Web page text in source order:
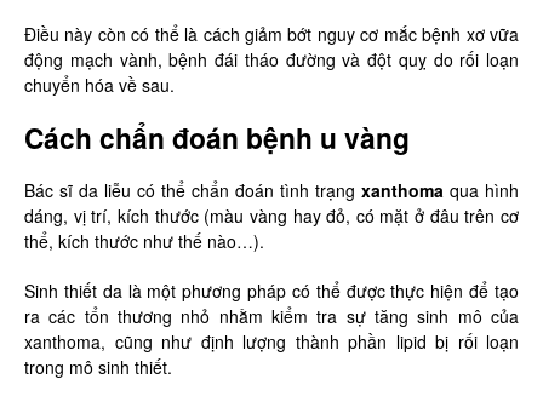
Điều này còn có thể là cách giảm bớt nguy cơ mắc bệnh xơ vữa
động mạch vành, bệnh đái tháo đường và đột quỵ do rối loạn
chuyển hóa về sau.
Cách chẩn đoán bệnh u vàng
Bác sĩ da liễu có thể chẩn đoán tình trạng xanthoma qua hình
dáng, vị trí, kích thước (màu vàng hay đỏ, có mặt ở đâu trên cơ
thể, kích thước như thế nào…).
Sinh thiết da là một phương pháp có thể được thực hiện để tạo
ra các tổn thương nhỏ nhằm kiểm tra sự tăng sinh mô của
xanthoma, cũng như định lượng thành phần lipid bị rối loạn
trong mô sinh thiết.